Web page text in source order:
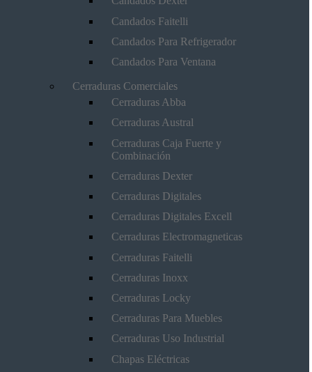
Candados Faitelli
Candados Para Refrigerador
Candados Para Ventana
Cerraduras Comerciales
Cerraduras Abba
Cerraduras Austral
Cerraduras Caja Fuerte y
Combinación
Cerraduras Dexter
Cerraduras Digitales
Cerraduras Digitales Excell
Cerraduras Electromagneticas
Cerraduras Faitelli
Cerraduras Inoxx
Cerraduras Locky
Cerraduras Para Muebles
Cerraduras Uso Industrial
Chapas Eléctricas